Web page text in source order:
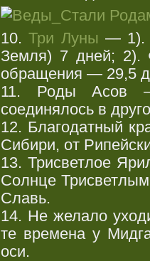
10.Три Луны — 1).
Земля) 7 дней; 2).
обращения — 29,5
11. Роды Асов —
соединялось в
12. Благодатный
Сибири, от
13. Трисветлое
Солнце
Славь.
14. Не желало
те времена у
оси.